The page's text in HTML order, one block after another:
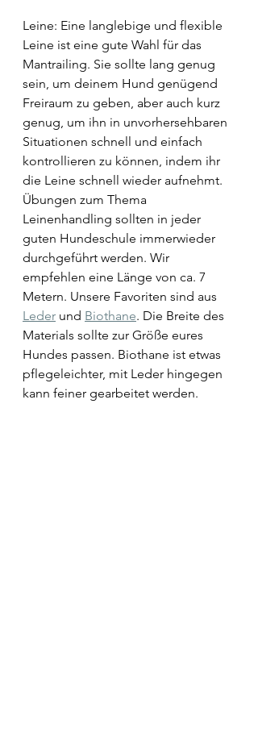
Leine: Eine langlebige und flexible
Leine ist eine gute Wahl für das
Mantrailing. Sie sollte lang genug
sein, um deinem Hund genügend
Freiraum zu geben, aber auch kurz
genug, um ihn in unvorhersehbaren
Situationen schnell und einfach
kontrollieren zu können, indem ihr
die Leine schnell wieder aufnehmt.
Übungen zum Thema
Leinenhandling sollten in jeder
guten Hundeschule immerwieder
durchgeführt werden. Wir
empfehlen eine Länge von ca. 7
Metern. Unsere Favoriten sind aus
Leder und Biothane. Die Breite des
Materials sollte zur Größe eures
Hundes passen. Biothane ist etwas
pflegeleichter, mit Leder hingegen
kann feiner gearbeitet werden.